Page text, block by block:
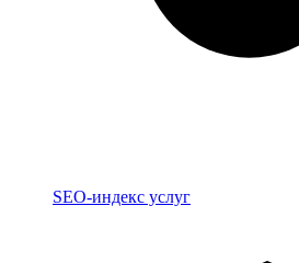
Индекс
SEO-индекс услуг